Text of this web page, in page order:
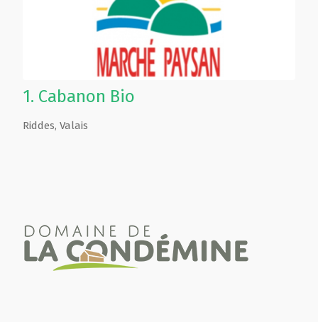
1. Cabanon Bio
Riddes, Valais